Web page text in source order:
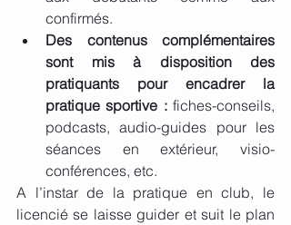
confirmés.
Des contenus complémentaires
sont mis à disposition des
pratiquants pour encadrer la
pratique sportive : fiches-conseils,
podcasts, audio-guides pour les
séances en extérieur, visio-
conférences, etc.
A l’instar de la pratique en club, le
licencié se laisse guider et suit le plan